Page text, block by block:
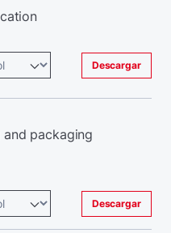
Descargar
packaging
Descargar